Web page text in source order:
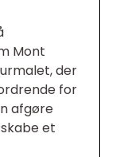
Mont
der
for
afgøre
et